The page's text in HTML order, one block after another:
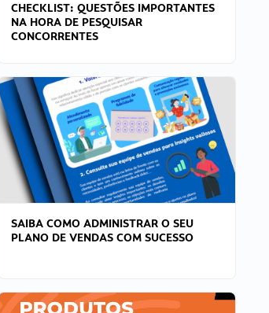
CHECKLIST: QUESTÕES IMPORTANTES
NA HORA DE PESQUISAR
CONCORRENTES
SAIBA COMO ADMINISTRAR O SEU
PLANO DE VENDAS COM SUCESSO